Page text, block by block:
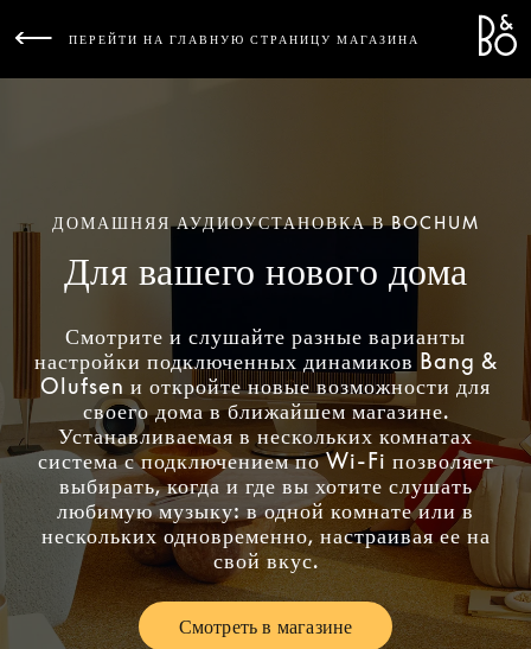
ПЕРЕЙТИ НА ГЛАВНУЮ СТРАНИЦУ МАГАЗИНА
ДОМАШНЯЯ АУДИОУСТАНОВКА В BOCHUM
Для вашего нового дома
Смотрите и слушайте разные варианты
настройки подключенных динамиков Bang &
Olufsen и откройте новые возможности для
своего дома в ближайшем магазине.
Устанавливаемая в нескольких комнатах
система с подключением по Wi-Fi позволяет
выбирать, когда и где вы хотите слушать
любимую музыку: в одной комнате или в
нескольких одновременно, настраивая ее на
свой вкус.
Смотреть в магазинеLink Opens in New Tab